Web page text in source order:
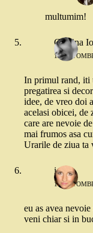
multumim!
Cristina
17
In primul rand, iti
pregatirea si
idee, de vreo doi
acelasi obicei, de
care are nevoie
mai frumos asa
Urarile de ziua
ioana
17
eu as avea
veni chiar si in